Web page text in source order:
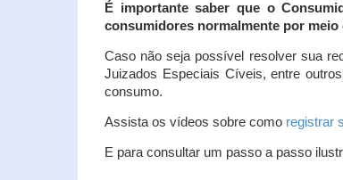
É importante saber que o
consumidores normalmente por
Caso não seja possível resolver sua
Juizados Especiais Cíveis, entre
consumo.
Assista os vídeos sobre como registrar
E para consultar um passo a passo